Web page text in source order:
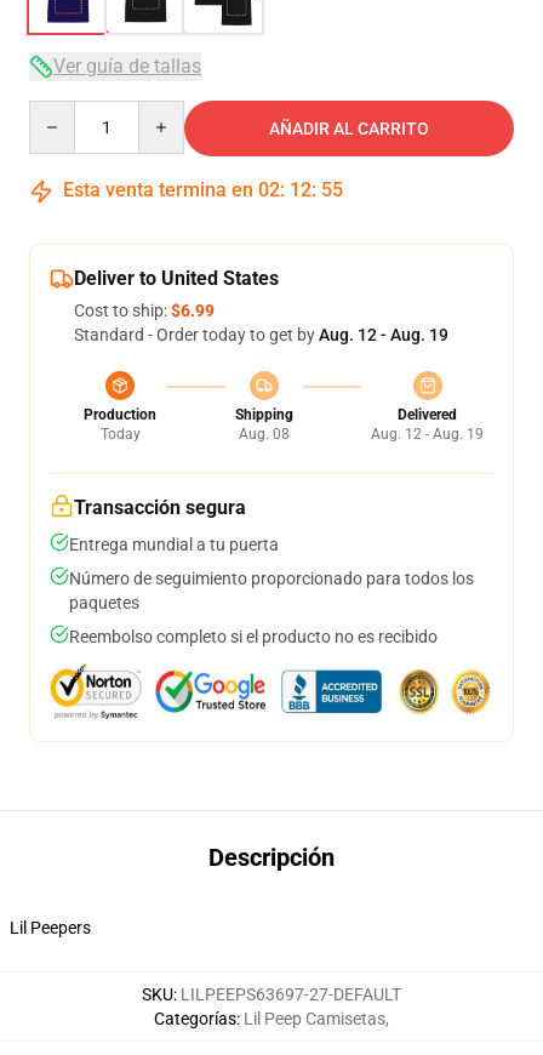
Ver guía de tallas
AÑADIR AL CARRITO
Esta venta termina en 02: 12: 54
Deliver to United States
Cost to ship:$6.99
Standard - Order today to get byAug. 12 - Aug. 19
Production
Today
Shipping
Aug. 08
Delivered
Aug. 12 - Aug. 19
Transacción segura
Entrega mundial a tu puerta
Número de seguimiento proporcionado para todos los
paquetes
Reembolso completo si el producto no es recibido
Descripción
Lil Peepers
SKU: LILPEEPS63697-27-DEFAULT
Categorías: Lil Peep Camisetas,